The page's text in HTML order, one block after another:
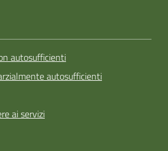
autosufficienti
autosufficienti
ai servizi